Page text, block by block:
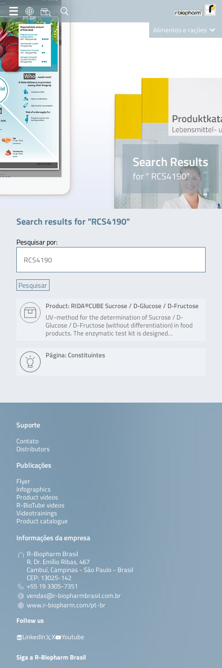
PT-BR
Alimentos e rações
Nutrition Care
Search Results
for " RCS4190"
Search results for "RCS4190"
Pesquisar por:
Product: RIDA®CUBE Sucrose / D-Glucose / D-Fructose
UV-method for the determination of Sucrose / D-
Glucose / D-Fructose (without differentiation) in food
products. The enzymatic test kit is designed…
Página: Constituintes
Suporte
Contato
Distributors
Publicações
Flyer
Infographics
Product videos
R-BioTube videos
Videotrainings
Product catalogue
Informações da empresa
R-Biopharm Brasil
R. Dr. Emílio Ribas, 467
Cambuí, Campinas - São Paulo - Brasil
CEP: 13025-142
+55 19 3305-7351
vendas@r-biopharmbrasil.com.br
www.r-biopharm.com/pt-br
Follow us
LinkedIn
X Youtube
Siga a R-Biopharm Brasil